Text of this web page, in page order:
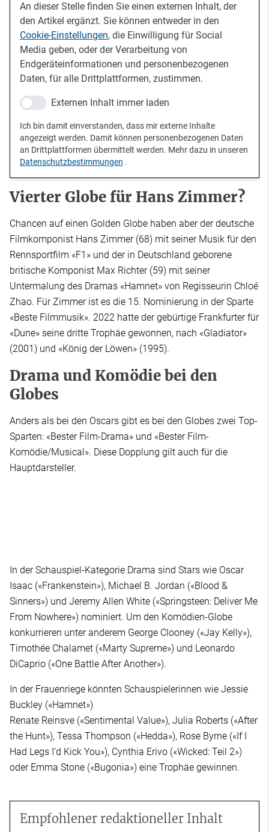
An dieser Stelle finden Sie einen externen Inhalt, der
den Artikel ergänzt. Sie können entweder in den
Cookie-Einstellungen, die Einwilligung für Social
Media geben, oder der Verarbeitung von
Endgeräteinformationen und personenbezogenen
Daten, für alle Drittplattformen, zustimmen.
Externen Inhalt immer laden
Ich bin damit einverstanden, dass mir externe Inhalte
angezeigt werden. Damit können personenbezogenen Daten
an Drittplattformen übermittelt werden. Mehr dazu in unseren
Datenschutzbestimmungen .
Vierter Globe für Hans Zimmer?
Chancen auf einen Golden Globe haben aber der deutsche
Filmkomponist Hans Zimmer (68) mit seiner Musik für den
Rennsportfilm «F1» und der in Deutschland geborene
britische Komponist Max Richter (59) mit seiner
Untermalung des Dramas «Hamnet» von Regisseurin Chloé
Zhao. Für Zimmer ist es die 15. Nominierung in der Sparte
«Beste Filmmusik». 2022 hatte der gebürtige Frankfurter für
«Dune» seine dritte Trophäe gewonnen, nach «Gladiator»
(2001) und «König der Löwen» (1995).
Drama und Komödie bei den
Globes
Anders als bei den Oscars gibt es bei den Globes zwei Top-
Sparten: «Bester Film-Drama» und «Bester Film-
Komödie/Musical». Diese Dopplung gilt auch für die
Hauptdarsteller.
In der Schauspiel-Kategorie Drama sind Stars wie Oscar
Isaac («Frankenstein»), Michael B. Jordan («Blood &
Sinners») und Jeremy Allen White («Springsteen: Deliver Me
From Nowhere») nominiert. Um den Komödien-Globe
konkurrieren unter anderem George Clooney («Jay Kelly»),
Timothée Chalamet («Marty Supreme») und Leonardo
DiCaprio («One Battle After Another»).
In der Frauenriege könnten Schauspielerinnen wie Jessie
Buckley («Hamnet»)
Renate Reinsve («Sentimental Value»), Julia Roberts («After
the Hunt»), Tessa Thompson («Hedda»), Rose Byrne («If I
Had Legs I’d Kick You»), Cynthia Erivo («Wicked: Teil 2»)
oder Emma Stone («Bugonia») eine Trophäe gewinnen.
Empfohlener redaktioneller Inhalt